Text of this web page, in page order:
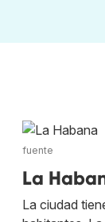
fuente
La
La ciudad